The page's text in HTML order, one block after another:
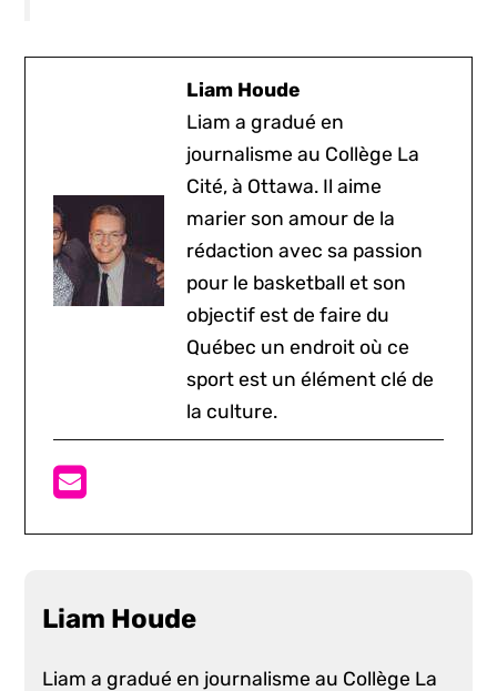
Liam Houde
Liam a gradué en
journalisme au Collège La
Cité, à Ottawa. Il aime
marier son amour de la
rédaction avec sa passion
pour le basketball et son
objectif est de faire du
Québec un endroit où ce
sport est un élément clé de
la culture.
Liam Houde
Liam a gradué en journalisme au Collège La